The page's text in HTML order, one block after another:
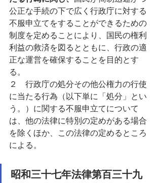
公正な手続の下で広く行政庁に対する
不服申立てをすることができるための
制度を定めることにより、国民の権利
利益の救済を図るとともに、行政の適
正な運営を確保することを目的とす
る。
２　行政庁の処分その他公権力の行使
に当たる行為（以下単に「処分」とい
う。）に関する不服申立てについて
は、他の法律に特別の定めがある場合
を除くほか、この法律の定めるところ
による。
昭和三十七年法律第百三十九